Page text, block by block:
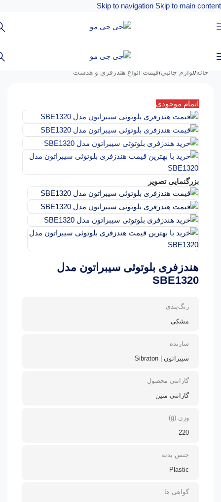
Skip to navigation Skip to main content
خانه/لوازم جانبی/قیمت انواع هندزفری و هدست
اتمام موجودی
بزرگنمایی تصویر
هندزفری بلوتوثی سیبراتون مدل
SBE1320
رنگ‌بندی
مشکی
سازنده
سیبراتون | Sibraton
گارانتی محصول
گارانتی متین
وزن (g)
220
جنس بدنه
Plastic
گواهی ها